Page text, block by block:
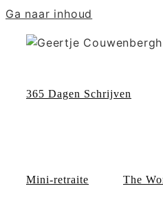
Ga naar inhoud
365 Dagen Schrijven
Mini-retraite The